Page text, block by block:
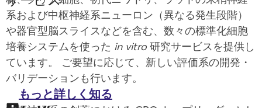
系および中枢神経系ニューロン（異なる発生段階）
や器官型脳スライスなどを含む、数々の標準化細胞
培養システムを使った in vitro 研究サービスを提供し
ています。 ご要望に応じて、新しい評価系の開発・
バリデーションも行います。
もっと詳しく知る